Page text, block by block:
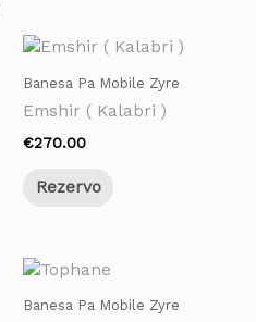
Banesa Pa Mobile Zyre
Emshir ( Kalabri )
€270.00
Rezervo
Banesa Pa Mobile Zyre